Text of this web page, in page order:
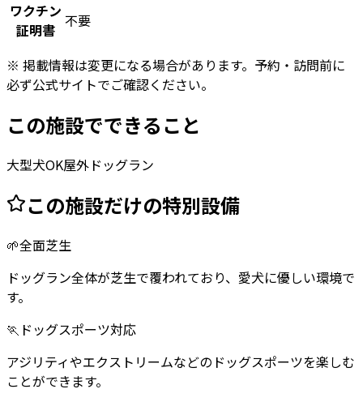
ワクチン
証明書 不要
※ 掲載情報は変更になる場合があります。予約・訪問前に
必ず公式サイトでご確認ください。
この施設でできること
大型犬OK屋外ドッグラン
この施設だけの特別設備
🌱全面芝生
ドッグラン全体が芝生で覆われており、愛犬に優しい環境で
す。
🏃 ドッグスポーツ対応
アジリティやエクストリームなどのドッグスポーツを楽しむ
ことができます。